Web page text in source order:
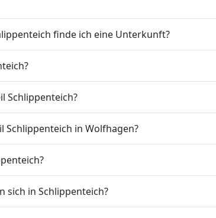
finde ich eine Unterkunft?
Schlippenteich?
Schlippenteich in Wolfhagen?
sich in Schlippenteich?